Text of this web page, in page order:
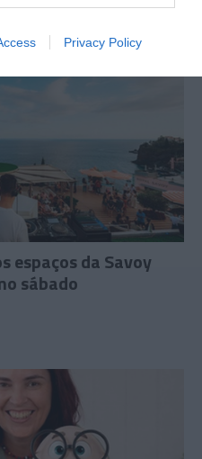
Privacy Policy
espaços da Savoy
sábado